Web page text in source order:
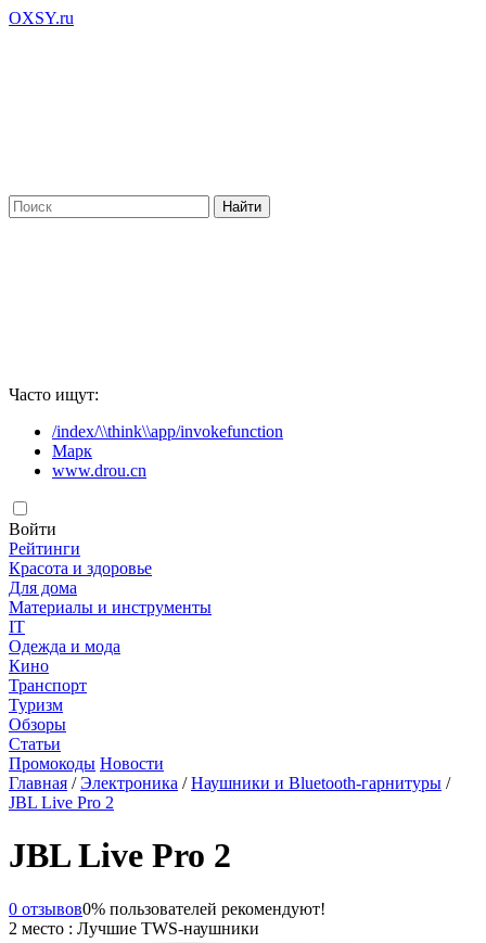
OXSY.ru
Часто ищут:
/index/\\think\\app/invokefunction
Марк
www.drou.cn
Войти
Рейтинги
Красота и здоровье
Для дома
Материалы и инструменты
IT
Одежда и мода
Кино
Транспорт
Туризм
Обзоры
Статьи
Промокоды Новости
Главная /Электроника /Наушники и Bluetooth-гарнитуры /
JBL Live Pro 2
JBL Live Pro 2
0 отзывов0% пользователей рекомендуют!
2 место : Лучшие TWS-наушники